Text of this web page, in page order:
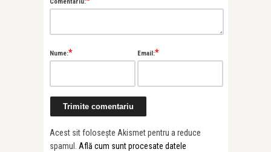
Comentariu:
Nume:* Email:*
Acest sit folosește Akismet pentru a reduce
spamul. Află cum sunt procesate datele